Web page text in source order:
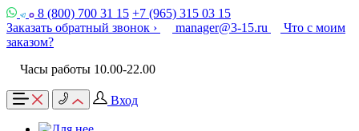
8 (800) 700 31 15 +7 (965) 315 03 15
Заказать обратный звонок ›
manager@3-15.ru
Что с моим
заказом?
Часы работы 10.00-22.00
Вход